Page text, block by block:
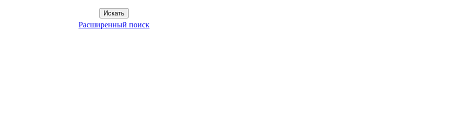
Расширенный поиск